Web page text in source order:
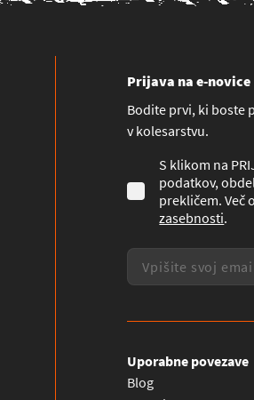
Prijava na e-novice
Bodite prvi, ki boste
v kolesarstvu.
S klikom na
podatkov,
prekličem. Več
zasebnosti.
Uporabne povezave
Blog